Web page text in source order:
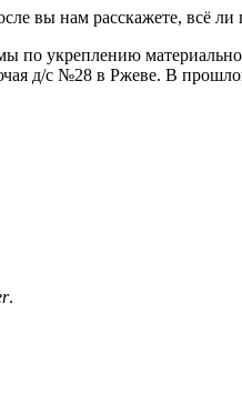
вы нам расскажете, всё ли
укреплению
д/с №28 в Ржеве. В
.